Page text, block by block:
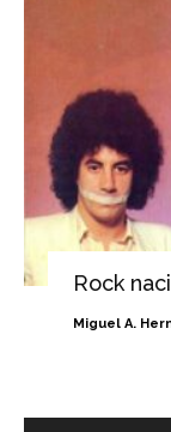
Rock
Miguel A.